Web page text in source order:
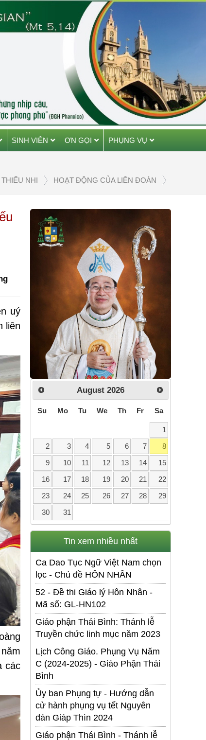
SINH VIÊN ƠN GỌI PHỤNG VỤ
THIẾU NHI HOẠT ĐỘNG CỦA LIÊN ĐOÀN
uý
liên
các
August 2026
Su Mo Tu We Th Fr Sa
1
2
3 4 5 6 7
8
9
10 11 12 13 14
15
16
17 18 19 20 21
22
23
24 25 26 27 28
29
30
31
Tin xem nhiều nhất
Ca Dao Tục Ngữ Việt Nam chọn
lọc - Chủ đề HÔN NHÂN
52 - Đề thi Giáo lý Hôn Nhân -
Mã số: GL-HN102
Giáo phận Thái Bình: Thánh lễ
Truyền chức linh mục năm 2023
Lịch Công Giáo. Phụng Vụ Năm
C (2024-2025) - Giáo Phận Thái
Bình
Ủy ban Phụng tự - Hướng dẫn
cử hành phụng vụ tết Nguyên
đán Giáp Thìn 2024
Giáo phận Thái Bình - Thánh lễ